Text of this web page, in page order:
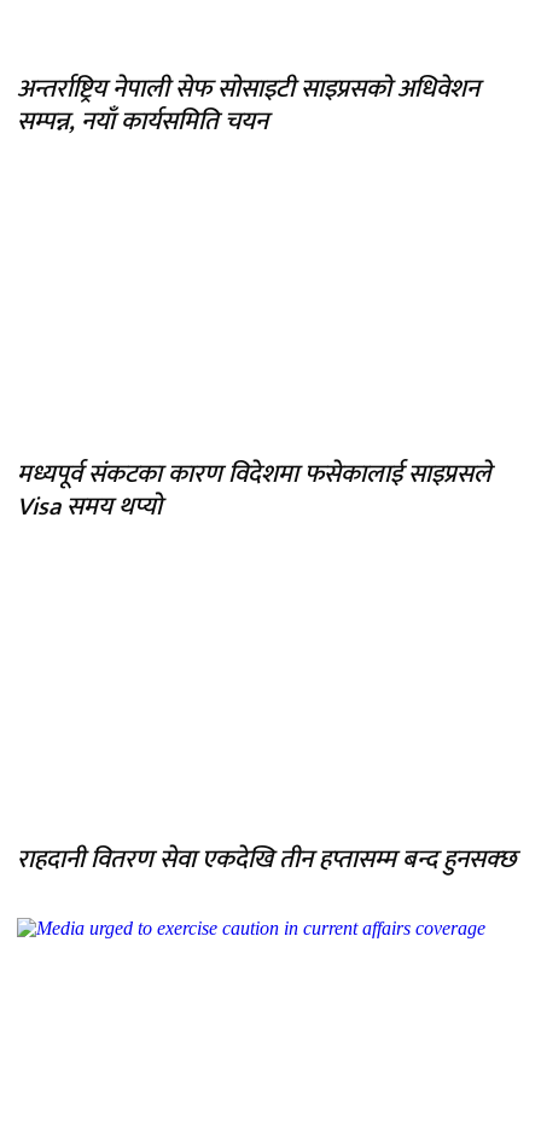
अन्तर्राष्ट्रिय नेपाली सेफ सोसाइटी साइप्रसको अधिवेशन
सम्पन्न, नयाँ कार्यसमिति चयन
मध्यपूर्व संकटका कारण विदेशमा फसेकालाई साइप्रसले
Visa समय थप्यो
राहदानी वितरण सेवा एकदेखि तीन हप्तासम्म बन्द हुनसक्छ